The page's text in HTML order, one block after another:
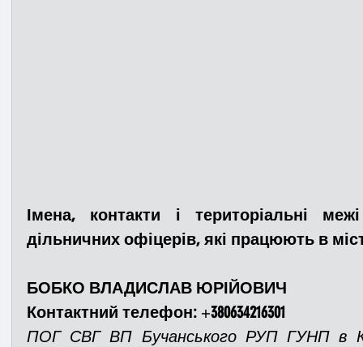
Імена, контакти і територіальні
дільничних офіцерів, які працюють в
БОБКО ВЛАДИСЛАВ ЮРІЙОВИЧ
Контактний телефон: +380634216301
ПОГ СВГ ВП Бучанського РУП ГУНП в